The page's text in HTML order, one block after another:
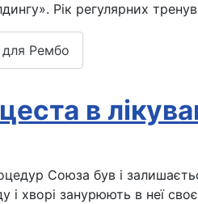
Рік регулярних
для Рембо
в
Союза був і
і хворі занурюють в неї